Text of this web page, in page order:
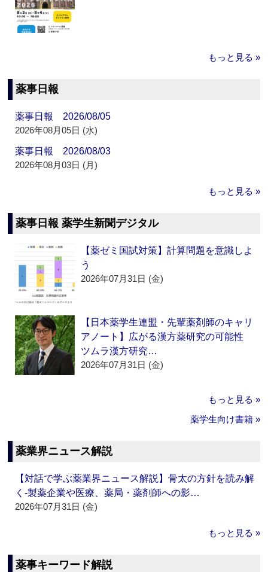
もっと見る »
薬事日報
薬事日報 2026/08/05
2026年08月05日 (水)
薬事日報 2026/08/03
2026年08月03日 (月)
もっと見る »
薬事日報 薬学生新聞デジタル
【薬ゼミ国試対策】計算問題を意識しよ
う
2026年07月31日 (金)
【日本薬学生連盟・先輩薬剤師のキャリ
アノート】広がる漢方薬研究の可能性
ツムラ漢方研究…
2026年07月31日 (金)
もっと見る »
薬学生向け書籍 »
薬業界ニュース解説
【対話で学ぶ薬業界ニュース解説】骨太の方針を読み解
く‐製薬企業や医療、薬局・薬剤師への影…
2026年07月31日 (金)
もっと見る »
薬事キーワード解説